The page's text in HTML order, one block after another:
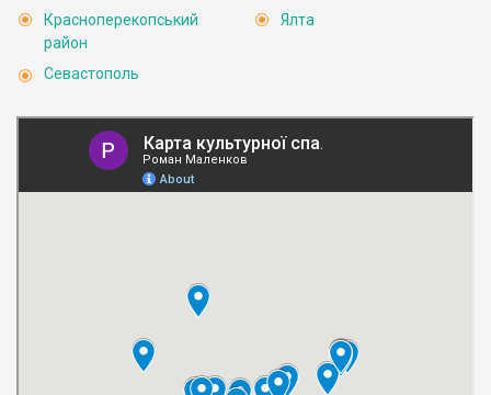
Красноперекопський
район
Севастополь
Ялта